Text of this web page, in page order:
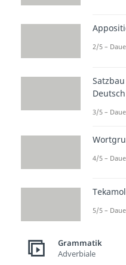
2/5 –
Satzbau
Deutsch
3/5 –
4/5 –
5/5 –
Grammatik
Adverbiale